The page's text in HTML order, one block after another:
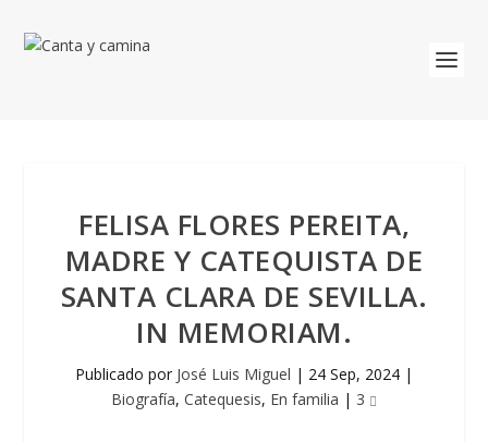
FELISA FLORES PEREITA,
MADRE Y CATEQUISTA DE
SANTA CLARA DE SEVILLA.
IN MEMORIAM.
Publicado por José Luis Miguel | 24 Sep, 2024 |
Biografía, Catequesis, En familia | 3